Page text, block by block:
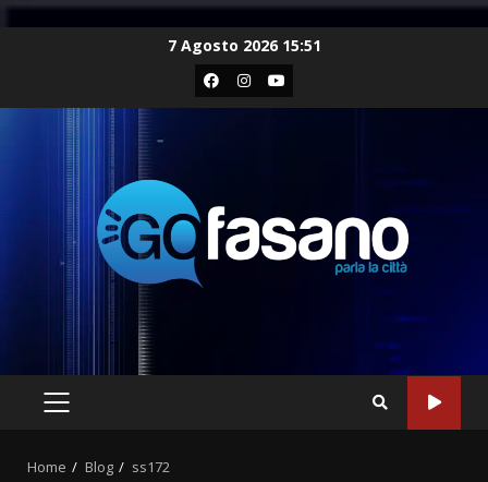
7 Agosto 2026 15:51
Facebook
Instagram
Youtube
PRIMARY
Home Blog ss172